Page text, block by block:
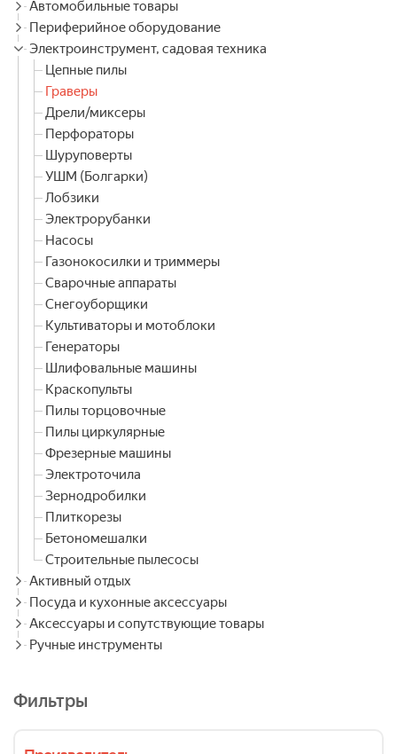
Автомобильные товары
Периферийное оборудование
Электроинструмент, садовая техника
Цепные пилы
Граверы
Дрели/миксеры
Перфораторы
Шуруповерты
УШМ (Болгарки)
Лобзики
Электрорубанки
Насосы
Газонокосилки и триммеры
Сварочные аппараты
Снегоуборщики
Культиваторы и мотоблоки
Генераторы
Шлифовальные машины
Краскопульты
Пилы торцовочные
Пилы циркулярные
Фрезерные машины
Электроточила
Зернодробилки
Плиткорезы
Бетономешалки
Строительные пылесосы
Активный отдых
Посуда и кухонные аксессуары
Аксессуары и сопутствующие товары
Ручные инструменты
Фильтры